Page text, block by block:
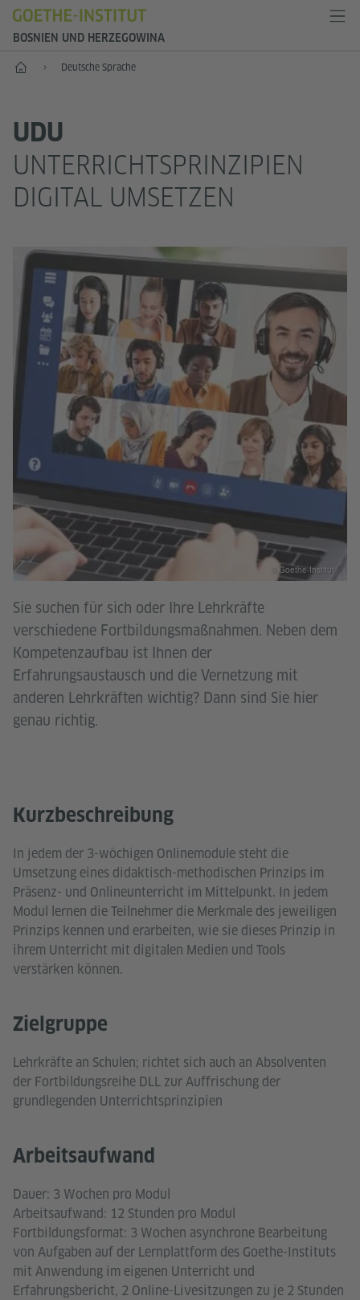
BOSNIEN UND HERZEGOWINA
Start Deutsche Sprache
UDU
UNTERRICHTSPRINZIPIEN
DIGITAL UMSETZEN
© Goethe-Institut
Sie suchen für sich oder Ihre Lehrkräfte
verschiedene Fortbildungsmaßnahmen. Neben dem
Kompetenzaufbau ist Ihnen der
Erfahrungsaustausch und die Vernetzung mit
anderen Lehrkräften wichtig? Dann sind Sie hier
genau richtig.
Kurzbeschreibung
In jedem der 3-wöchigen Onlinemodule steht die
Umsetzung eines didaktisch-methodischen Prinzips im
Präsenz- und Onlineunterricht im Mittelpunkt. In jedem
Modul lernen die Teilnehmer die Merkmale des jeweiligen
Prinzips kennen und erarbeiten, wie sie dieses Prinzip in
ihrem Unterricht mit digitalen Medien und Tools
verstärken können.
Zielgruppe
Lehrkräfte an Schulen; richtet sich auch an Absolventen
der Fortbildungsreihe DLL zur Auffrischung der
grundlegenden Unterrichtsprinzipien
Arbeitsaufwand
Dauer: 3 Wochen pro Modul
Arbeitsaufwand: 12 Stunden pro Modul
Fortbildungsformat: 3 Wochen asynchrone Bearbeitung
von Aufgaben auf der Lernplattform des Goethe-Instituts
mit Anwendung im eigenen Unterricht und
Erfahrungsbericht, 2 Online-Livesitzungen zu je 2 Stunden